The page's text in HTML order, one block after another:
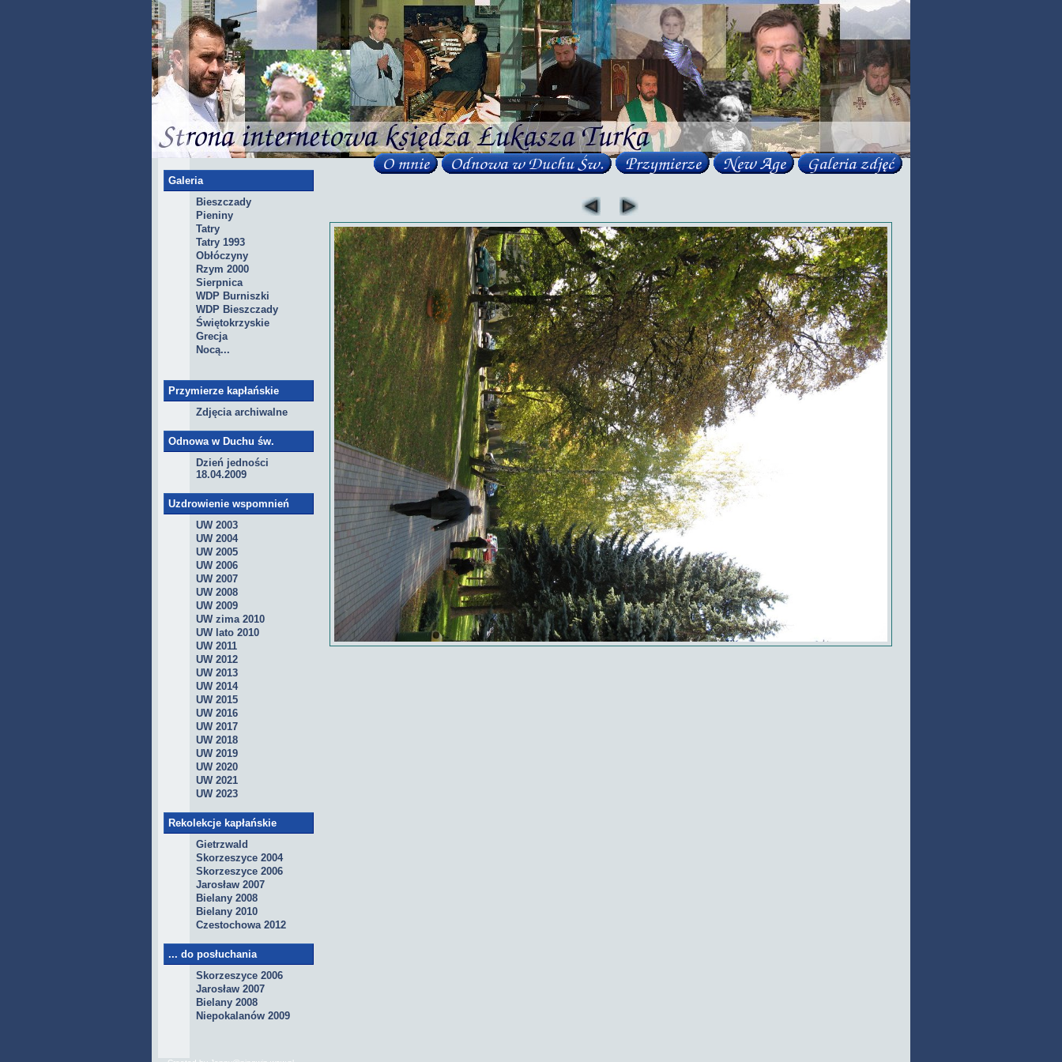
Galeria
Bieszczady
Pieniny
Tatry
Tatry 1993
Obłóczyny
Rzym 2000
Sierpnica
WDP Burniszki
WDP Bieszczady
Świętokrzyskie
Grecja
Nocą...
Przymierze kapłańskie
Zdjęcia archiwalne
Odnowa w Duchu św.
Dzień jedności
18.04.2009
Uzdrowienie wspomnień
UW 2003
UW 2004
UW 2005
UW 2006
UW 2007
UW 2008
UW 2009
UW zima 2010
UW lato 2010
UW 2011
UW 2012
UW 2013
UW 2014
UW 2015
UW 2016
UW 2017
UW 2018
UW 2019
UW 2020
UW 2021
UW 2023
Rekolekcje kapłańskie
Gietrzwald
Skorzeszyce 2004
Skorzeszyce 2006
Jarosław 2007
Bielany 2008
Bielany 2010
Czestochowa 2012
... do posłuchania
Skorzeszyce 2006
Jarosław 2007
Bielany 2008
Niepokalanów 2009